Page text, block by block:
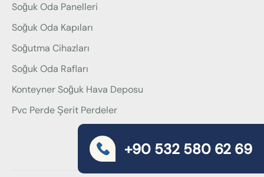
Soğuk Oda Panelleri
Soğuk Oda Kapıları
Soğutma Cihazları
Soğuk Oda Rafları
Konteyner Soğuk Hava Deposu
Pvc Perde Şerit Perdeler
+90 532 580 62 69